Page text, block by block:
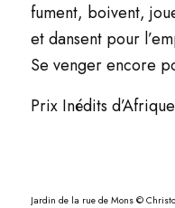
fument, boivent,
et dansent pour
Se venger encore
Prix Inédits
Jardin de la rue de Mons ©